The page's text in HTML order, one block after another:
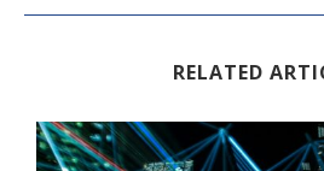
RELATED